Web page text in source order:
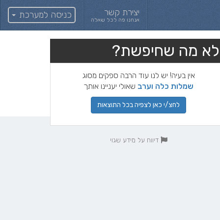
יצירת קשר
אנחנו פה לכל שאלה כניסה למערכת
לא מה שחיפשת?
אין בעיה! יש לנו עוד הרבה ספקים מסוג
שמלות כלה וערב שאולי יעניינו אותך
לחצ/י כאן לצפיה בכל התוצאות
דיווח על מידע שגוי